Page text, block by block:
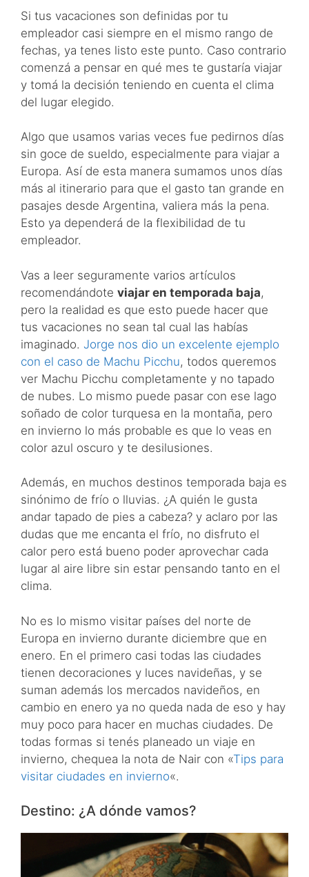
Si tus vacaciones son definidas por tu
empleador casi siempre en el mismo rango de
fechas, ya tenes listo este punto. Caso contrario
comenzá a pensar en qué mes te gustaría viajar
y tomá la decisión teniendo en cuenta el clima
del lugar elegido.
Algo que usamos varias veces fue pedirnos días
sin goce de sueldo, especialmente para viajar a
Europa. Así de esta manera sumamos unos días
más al itinerario para que el gasto tan grande en
pasajes desde Argentina, valiera más la pena.
Esto ya dependerá de la flexibilidad de tu
empleador.
Vas a leer seguramente varios artículos
recomendándote viajar en temporada baja,
pero la realidad es que esto puede hacer que
tus vacaciones no sean tal cual las habías
imaginado. Jorge nos dio un excelente ejemplo
con el caso de Machu Picchu, todos queremos
ver Machu Picchu completamente y no tapado
de nubes. Lo mismo puede pasar con ese lago
soñado de color turquesa en la montaña, pero
en invierno lo más probable es que lo veas en
color azul oscuro y te desilusiones.
Además, en muchos destinos temporada baja es
sinónimo de frío o lluvias. ¿A quién le gusta
andar tapado de pies a cabeza? y aclaro por las
dudas que me encanta el frío, no disfruto el
calor pero está bueno poder aprovechar cada
lugar al aire libre sin estar pensando tanto en el
clima.
No es lo mismo visitar países del norte de
Europa en invierno durante diciembre que en
enero. En el primero casi todas las ciudades
tienen decoraciones y luces navideñas, y se
suman además los mercados navideños, en
cambio en enero ya no queda nada de eso y hay
muy poco para hacer en muchas ciudades. De
todas formas si tenés planeado un viaje en
invierno, chequea la nota de Nair con «Tips para
visitar ciudades en invierno«.
Destino: ¿A dónde vamos?